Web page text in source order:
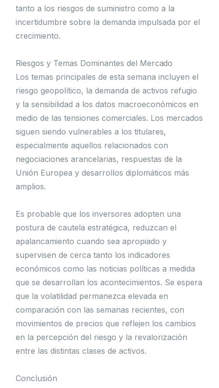
tanto a los riesgos de suministro como a la
incertidumbre sobre la demanda impulsada por el
crecimiento.
Riesgos y Temas Dominantes del Mercado
Los temas principales de esta semana incluyen el
riesgo geopolítico, la demanda de activos refugio
y la sensibilidad a los datos macroeconómicos en
medio de las tensiones comerciales. Los mercados
siguen siendo vulnerables a los titulares,
especialmente aquellos relacionados con
negociaciones arancelarias, respuestas de la
Unión Europea y desarrollos diplomáticos más
amplios.
Es probable que los inversores adopten una
postura de cautela estratégica, reduzcan el
apalancamiento cuando sea apropiado y
supervisen de cerca tanto los indicadores
económicos como las noticias políticas a medida
que se desarrollan los acontecimientos. Se espera
que la volatilidad permanezca elevada en
comparación con las semanas recientes, con
movimientos de precios que reflejen los cambios
en la percepción del riesgo y la revalorización
entre las distintas clases de activos.
Conclusión